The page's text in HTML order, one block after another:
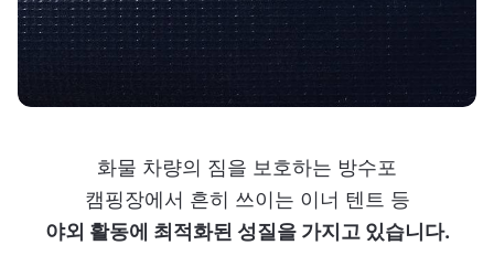
화물 차량의 짐을 보호하는 방수포
캠핑장에서 흔히 쓰이는 이너 텐트 등
야외 활동에 최적화된 성질을 가지고 있습니다.